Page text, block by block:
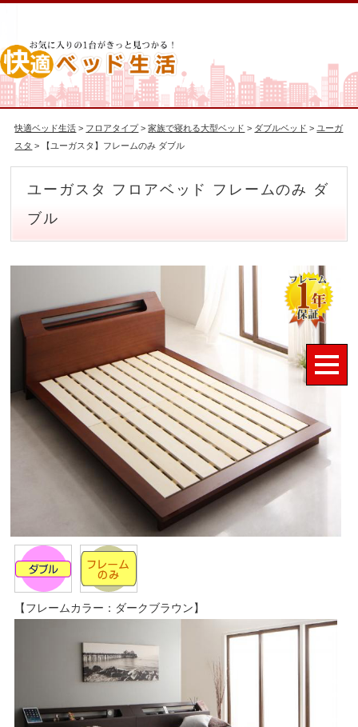
快適ベッド生活 > フロアタイプ >家族で寝れる大型ベッド > ダブルベッド >ユーガ
スタ > 【ユーガスタ】フレームのみ ダブル
ユーガスタ フロアベッド フレームのみ ダ
ブル
【フレームカラー：ダークブラウン】